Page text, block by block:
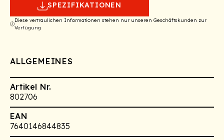
SPEZIFIKATIONEN
Diese vertraulichen Informationen stehen nur unseren Geschäftskunden zur
Verfügung
ALLGEMEINES
Artikel Nr.
802706
EAN
7640146844835